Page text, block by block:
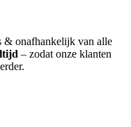
& onafhankelijk van alle
– zodat onze klanten